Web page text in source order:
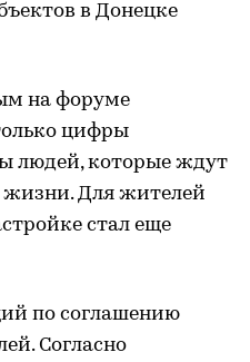
в Донецке
на форуме
цифры
людей, которые ждут
Для жителей
стал еще
по соглашению
Согласно